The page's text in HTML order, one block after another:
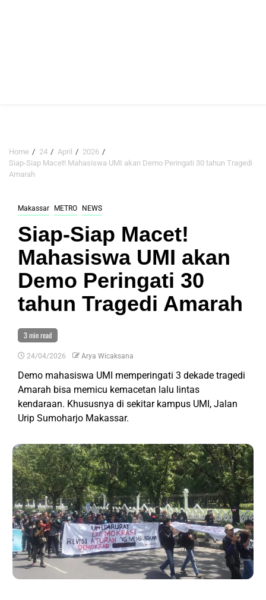
Home 24 April
2026
Siap-Siap Macet! Mahasiswa UMI akan Demo Peringati 30 tahun Tragedi
Amarah
Makassar METRO NEWS
Siap-Siap Macet!
Mahasiswa UMI akan
Demo Peringati 30
tahun Tragedi Amarah
3 min read
24/04/2026 Arya Wicaksana
Demo mahasiswa UMI memperingati 3 dekade tragedi
Amarah bisa memicu kemacetan lalu lintas
kendaraan. Khususnya di sekitar kampus UMI, Jalan
Urip Sumoharjo Makassar.